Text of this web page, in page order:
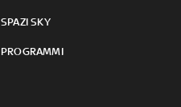
SPAZI SKY
PROGRAMMI